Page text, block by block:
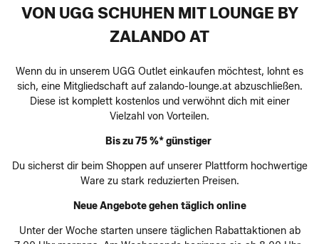
VON UGG SCHUHEN MIT LOUNGE BY
ZALANDO AT
Wenn du in unserem UGG Outlet einkaufen möchtest, lohnt es
sich, eine Mitgliedschaft auf zalando-lounge.at abzuschließen.
Diese ist komplett kostenlos und verwöhnt dich mit einer
Vielzahl von Vorteilen.
Bis zu 75 %* günstiger
Du sicherst dir beim Shoppen auf unserer Plattform hochwertige
Ware zu stark reduzierten Preisen.
Neue Angebote gehen täglich online
Unter der Woche starten unsere täglichen Rabattaktionen ab